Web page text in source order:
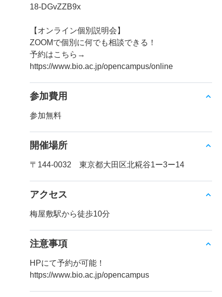
18-DGvZZB9x
【オンライン個別説明会】
ZOOMで個別に何でも相談できる！
予約はこちら→
https://www.bio.ac.jp/opencampus/online
参加費用
参加無料
開催場所
〒144-0032 東京都大田区北糀谷1ー3ー14
アクセス
梅屋敷駅から徒歩10分
注意事項
HPにて予約が可能！
https://www.bio.ac.jp/opencampus